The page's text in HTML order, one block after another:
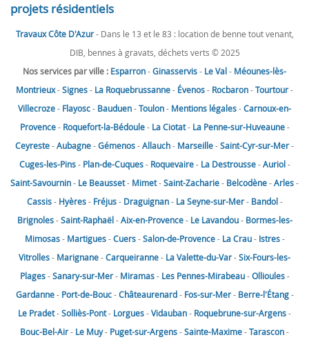
projets résidentiels
Travaux Côte D'Azur- Dans le 13 et le 83 : location de benne tout venant,
DIB, bennes à gravats, déchets verts © 2025
Nos services par ville : Esparron-Ginasservis- Le Val- Méounes-lès-
Montrieux-Signes- La Roquebrussanne- Évenos- Rocbaron-Tourtour-
Villecroze- Flayosc- Bauduen-Toulon- Mentions légales-Carnoux-en-
Provence- Roquefort-la-Bédoule- La Ciotat- La Penne-sur-Huveaune-
Ceyreste-Aubagne-Gémenos-Allauch- Marseille-Saint-Cyr-sur-Mer-
Cuges-les-Pins- Plan-de-Cuques- Roquevaire- La Destrousse-Auriol-
Saint-Savournin- Le Beausset- Mimet-Saint-Zacharie- Belcodène-Arles-
Cassis- Hyères- Fréjus- Draguignan- La Seyne-sur-Mer- Bandol-
Brignoles-Saint-Raphaël-Aix-en-Provence- Le Lavandou- Bormes-les-
Mimosas- Martigues-Cuers-Salon-de-Provence- La Crau- Istres-
Vitrolles- Marignane-Carqueiranne- La Valette-du-Var-Six-Fours-les-
Plages-Sanary-sur-Mer- Miramas- Les Pennes-Mirabeau-Ollioules-
Gardanne- Port-de-Bouc-Châteaurenard- Fos-sur-Mer- Berre-l'Étang-
Le Pradet-Solliès-Pont- Lorgues-Vidauban- Roquebrune-sur-Argens-
Bouc-Bel-Air- Le Muy- Puget-sur-Argens-Sainte-Maxime-Tarascon-